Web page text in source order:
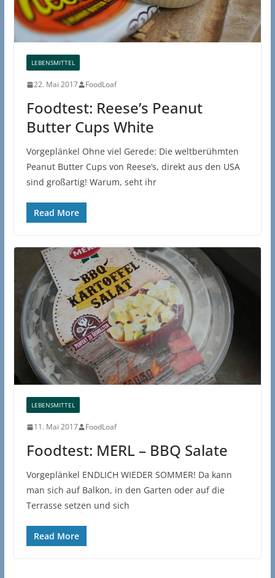
LEBENSMITTEL
22. Mai 2017 FoodLoaf
Foodtest: Reese’s Peanut
Butter Cups White
Vorgeplänkel Ohne viel Gerede: Die weltberühmten
Peanut Butter Cups von Reese’s, direkt aus den USA
sind großartig! Warum, seht ihr
Read More
LEBENSMITTEL
11. Mai 2017 FoodLoaf
Foodtest: MERL – BBQ Salate
Vorgeplänkel ENDLICH WIEDER SOMMER! Da kann
man sich auf Balkon, in den Garten oder auf die
Terrasse setzen und sich
Read More